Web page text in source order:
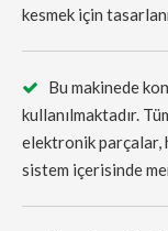
kesmek için

Bu makinede
kullanılmaktadır.
elektronik parçalar,
sistem içerisinde